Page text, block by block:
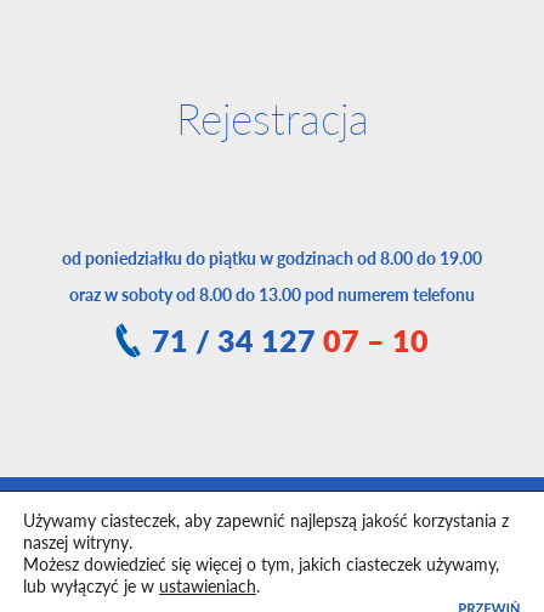
Rejestracja
od poniedziałku do piątku w godzinach od 8.00 do 19.00
oraz w soboty od 8.00 do 13.00 pod numerem telefonu
71 / 34 12707 – 10
Toggle
navigation
Używamy ciasteczek, aby zapewnić najlepszą jakość korzystania z
naszej witryny.
Możesz dowiedzieć się więcej o tym, jakich ciasteczek używamy,
lub wyłączyć je w ustawieniach.